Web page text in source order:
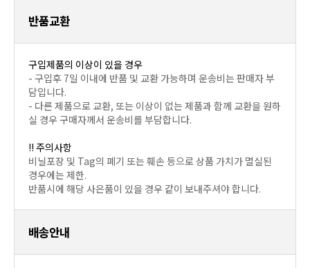
반품교환
구입제품의 이상이 있을 경우
- 구입후 7일 이내에 반품 및 교환 가능하며 운송비는 판매자 부
담입니다.
- 다른 제품으로 교환, 또는 이상이 없는 제품과 함께 교환을 원하
실 경우 구매자께서 운송비를 부담합니다.
!! 주의사항
비닐포장 및 Tag의 폐기 또는 훼손 등으로 상품 가치가 멸실된
경우에는 제한.
반품시에 해당 사은품이 있을 경우 같이 보내주셔야 합니다.
배송안내